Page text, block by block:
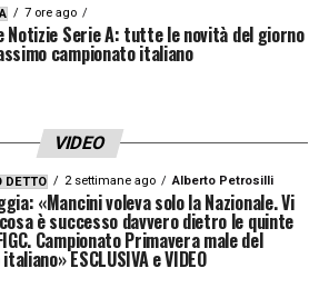
7 ore ago
Notizie Serie A: tutte le novità del giorno
campionato italiano
VIDEO
DETTO 2 settimane ago Alberto Petrosilli
«Mancini voleva solo la Nazionale. Vi
è successo davvero dietro le quinte
Campionato Primavera male del
ESCLUSIVA e VIDEO